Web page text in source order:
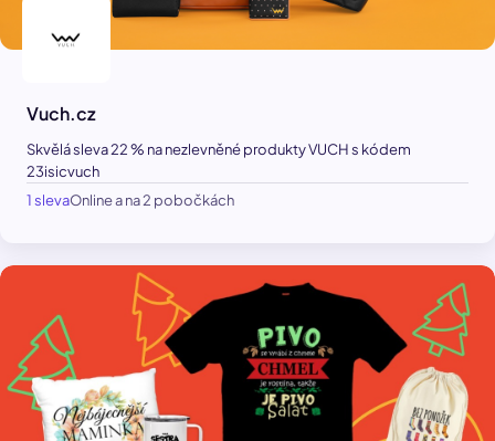
Vuch.cz
Skvělá sleva 22 % na nezlevněné produkty VUCH s kódem
23isicvuch
1 slevaOnline a na 2 pobočkách